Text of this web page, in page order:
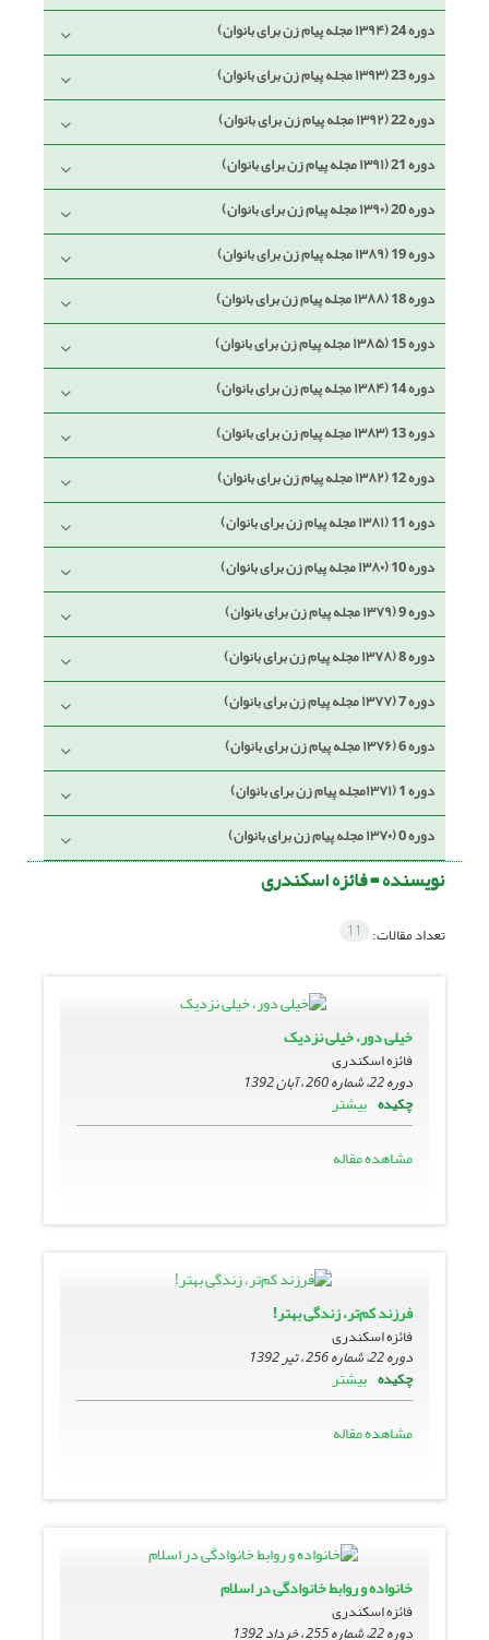
دوره 24 (۱۳۹۴ مجله پیام زن برای بانوان)
دوره 23 (۱۳۹۳ مجله پیام زن برای بانوان)
دوره 22 (۱۳۹۲ مجله پیام زن برای بانوان)
دوره 21 (۱۳۹۱ مجله پیام زن برای بانوان)
دوره 20 (۱۳۹۰ مجله پیام زن برای بانوان)
دوره 19 (۱۳۸۹ مجله پیام زن برای بانوان)
دوره 18 (۱۳۸۸ مجله پیام زن برای بانوان)
دوره 15 (۱۳۸۵ مجله پیام زن برای بانوان)
دوره 14 (۱۳۸۴ مجله پیام زن برای بانوان)
دوره 13 (۱۳۸۳ مجله پیام زن برای بانوان)
دوره 12 (۱۳۸۲ مجله پیام زن برای بانوان)
دوره 11 (۱۳۸۱ مجله پیام زن برای بانوان)
دوره 10 (۱۳۸۰ مجله پیام زن برای بانوان)
دوره 9 (۱۳۷۹ مجله پیام زن برای بانوان)
دوره 8 (۱۳۷۸ مجله پیام زن برای بانوان)
دوره 7 (۱۳۷۷ مجله پیام زن برای بانوان)
دوره 6 (۱۳۷۶ مجله پیام زن برای بانوان)
دوره 1 (۱۳۷۱مجله پیام زن برای بانوان)
دوره 0 (۱۳۷۰ مجله پیام زن برای بانوان)
نویسنده =فائزه اسکندری
تعداد مقالات: 11
خیلی دور، خیلی نزدیک
فائزه اسکندری
دوره 22، شماره 260 ، آبان 1392
چکیده بیشتر
مشاهده مقاله
فرزند کم‌تر، زندگی بهتر!
فائزه اسکندری
دوره 22، شماره 256 ، تیر 1392
چکیده بیشتر
مشاهده مقاله
خانواده و روابط خانوادگی در اسلام
فائزه اسکندری
دوره 22، شماره 255 ، خرداد 1392